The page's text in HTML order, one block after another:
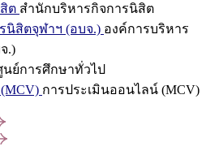
ต สำนักบริหารกิจการนิสิต
นิสิตจุฬาฯ (อบจ.) องค์การบริหาร
.)
นย์การศึกษาทั่วไป
การประเมินออนไลน์ (MCV)